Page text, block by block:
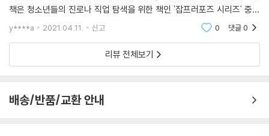
움을 받기 위해서 처음 프로그램에 관심을 가지게 됐거든요. 서점에서 관
련 책을 구입해서 공부했는데 책의 처음부터 다 본 것도 아니에요. 저에게
으니 직접 코딩을 해보는 것도 좋을 것 같아요.”
“상황에 따라 유연하게 대처할 수 있는 자질이 필요해요. 예를 들면 상황을
책은 청소년들의 진로나 직업 탐색을 위한 책인 '잡프러포즈 시리즈' 중의
이루어져 있
y****a 2021.04.11. 신고 0 댓글0
리뷰 전체보기
배송/반품/교환 안내